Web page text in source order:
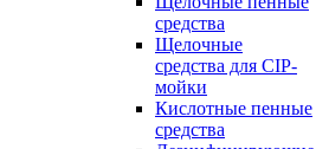
средства
Щелочные
средства для CIP-
мойки
Кислотные пенные
средства